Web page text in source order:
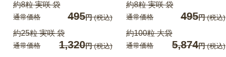
約8粒 実咲 袋
通常価格 495円(税込)
約25粒 実咲 袋
通常価格 1,320円(税込)
約8粒 実咲 袋
通常価格 495円(税込)
約100粒 大袋
通常価格 5,874円(税込)